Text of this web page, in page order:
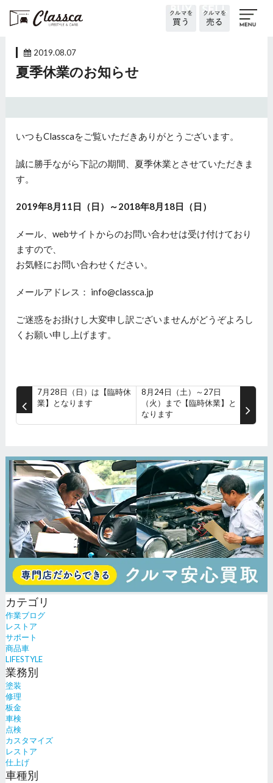
2019.08.07
夏季休業のお知らせ
いつもClasscaをご覧いただきありがとうございます。
誠に勝手ながら下記の期間、夏季休業とさせていただきま
す。
2019年8月11日（日）～2018年8月18日（日）
メール、webサイトからのお問い合わせは受け付けており
ますので、
お気軽にお問い合わせください。
メールアドレス： info@classca.jp
ご迷惑をお掛けし大変申し訳ございませんがどうぞよろし
くお願い申し上げます。
7月28日（日）は【臨時休
業】となります
8月24日（土）～27日
（火）まで【臨時休業】と
なります
カテゴリ
作業ブログ
レストア
サポート
商品車
LIFESTYLE
業務別
塗装
修理
板金
車検
点検
カスタマイズ
レストア
仕上げ
車種別